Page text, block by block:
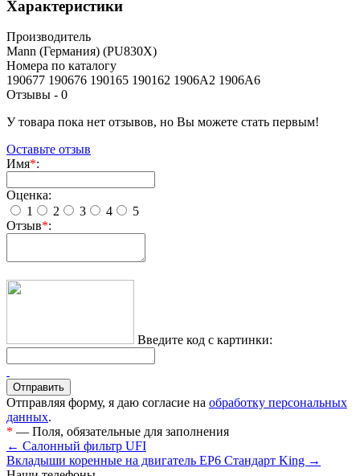
Характеристики
Производитель
Mann (Германия) (PU830X)
Номера по каталогу
190677 190676 190165 190162 1906A2 1906A6
Отзывы - 0
У товара пока нет отзывов, но Вы можете стать первым!
Оставьте отзыв
Имя*:
Оценка:
1
2 3 4
5
Отзыв*:
Введите код с картинки:
Отправляя форму, я даю согласие на обработку персональных
данных.
* — Поля, обязательные для заполнения
← Салонный фильтр UFI
Вкладыши коренные на двигатель EP6 Стандарт King →